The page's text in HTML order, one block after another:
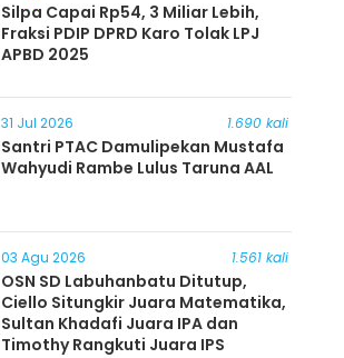
Silpa Capai Rp54, 3 Miliar Lebih,
Fraksi PDIP DPRD Karo Tolak LPJ
APBD 2025
31 Jul 2026 1.690 kali
Santri PTAC Damulipekan Mustafa
Wahyudi Rambe Lulus Taruna AAL
03 Agu 2026 1.561 kali
OSN SD Labuhanbatu Ditutup,
Ciello Situngkir Juara Matematika,
Sultan Khadafi Juara IPA dan
Timothy Rangkuti Juara IPS